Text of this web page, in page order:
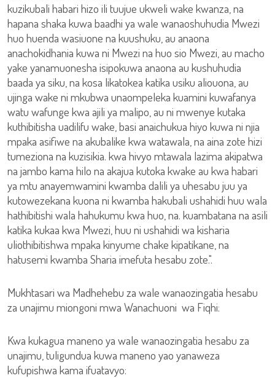
kuzikubali habari hizo ili tuujue ukweli wake kwanza, na
hapana shaka kuwa baadhi ya wale wanaoshuhudia Mwezi
huo huenda wasiuone na kuushuku, au anaona
anachokidhania kuwa ni Mwezi na huo sio Mwezi, au macho
yake yanamuonesha isipokuwa anaona au kushuhudia
baada ya siku, na kosa likatokea katika usiku aliouona, au
ujinga wake ni mkubwa unaompeleka kuamini kuwafanya
watu wafunge kwa ajili ya malipo, au ni mwenye kutaka
kuthibitisha uadilifu wake, basi anaichukua hiyo kuwa ni njia
mpaka asifiwe na akubalike kwa watawala, na aina zote hizi
tumeziona na kuzisikia. kwa hivyo mtawala lazima akipatwa
na jambo kama hilo na akajua kutoka kwake au kwa habari
ya mtu anayemwamini kwamba dalili ya uhesabu juu ya
kutowezekana kuona ni kwamba hakubali ushahidi huu wala
hathibitishi wala hahukumu kwa huo, na. kuambatana na asili
katika kukaa kwa Mwezi, huu ni ushahidi wa kisharia
uliothibitishwa mpaka kinyume chake kipatikane, na
hatusemi kwamba Sharia imefuta hesabu zote.".
Mukhtasari wa Madhehebu za wale wanaozingatia hesabu
za unajimu miongoni mwa Wanachuoni wa Fiqhi:
Kwa kukagua maneno ya wale wanaozingatia hesabu za
unajimu, tuligundua kuwa maneno yao yanaweza
kufupishwa kama ifuatavyo: